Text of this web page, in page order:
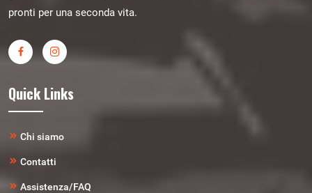
pronti per una seconda vita.
Quick Links
Chi siamo
Contatti
Assistenza/FAQ